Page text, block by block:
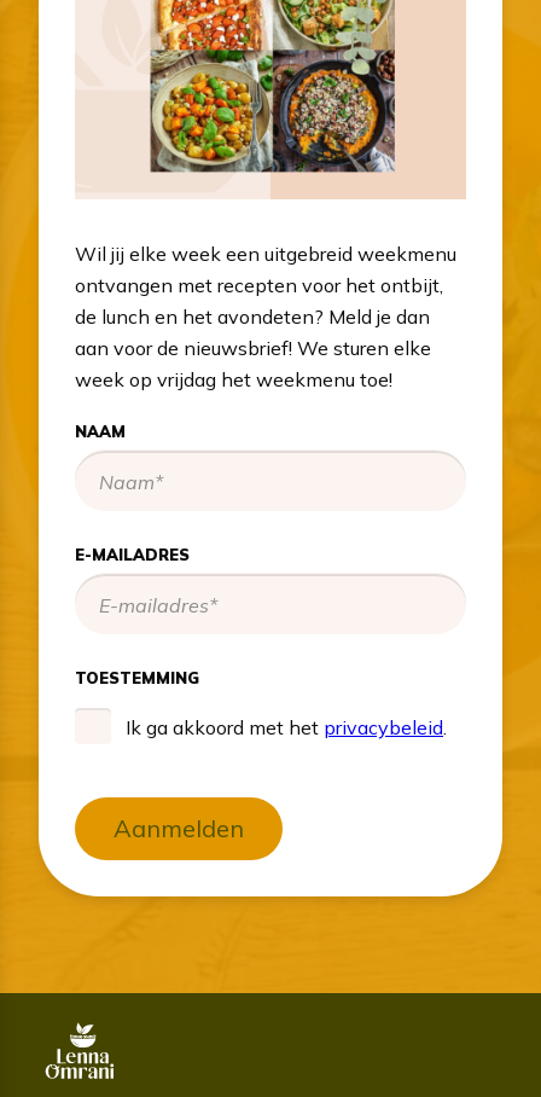
Wil jij elke week een uitgebreid weekmenu
ontvangen met recepten voor het ontbijt,
de lunch en het avondeten? Meld je dan
aan voor de nieuwsbrief! We sturen elke
week op vrijdag het weekmenu toe!
NAAM
E-MAILADRES
TOESTEMMING
Ik ga akkoord met het privacybeleid.
Aanmelden